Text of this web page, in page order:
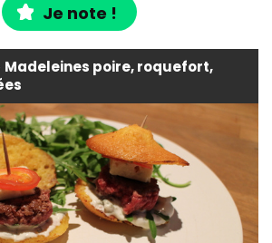
Je note !
Madeleines poire, roquefort,